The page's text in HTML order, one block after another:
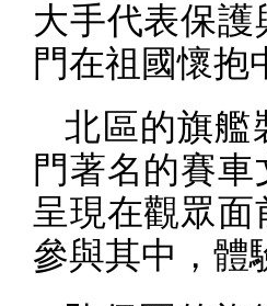
大手代表保
門在祖國懷抱
北區的旗艦
門著名的賽
呈現在觀眾面
參與其中，體